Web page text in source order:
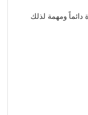
دائماً ومهمة لذلك